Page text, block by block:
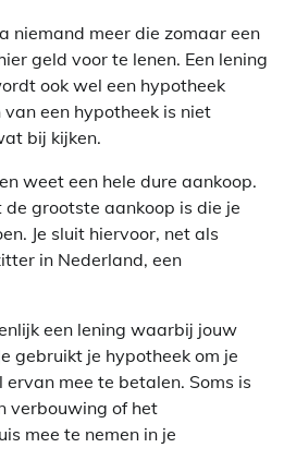
niemand meer die zomaar een
geld voor te lenen. Een lening
ook wel een hypotheek
een hypotheek is niet
bij kijken.
weet een hele dure aankoop.
grootste aankoop is die je
Je sluit hiervoor, net als
in Nederland, een
een lening waarbij jouw
gebruikt je hypotheek om je
ervan mee te betalen. Soms is
verbouwing of het
mee te nemen in je